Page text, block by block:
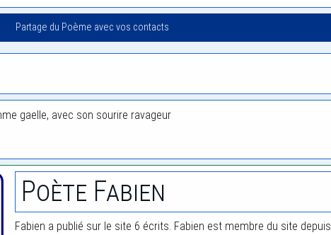
Partage du Poème avec vos contacts
gaelle, avec son sourire ravageur
Poète Fabien
Fabien a publié sur le site 6 écrits. Fabien est membre du site depuis